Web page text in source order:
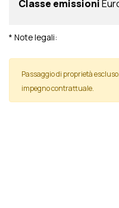
Classe emissioni
* Note legali:
Passaggio di proprietà
impegno contrattuale.